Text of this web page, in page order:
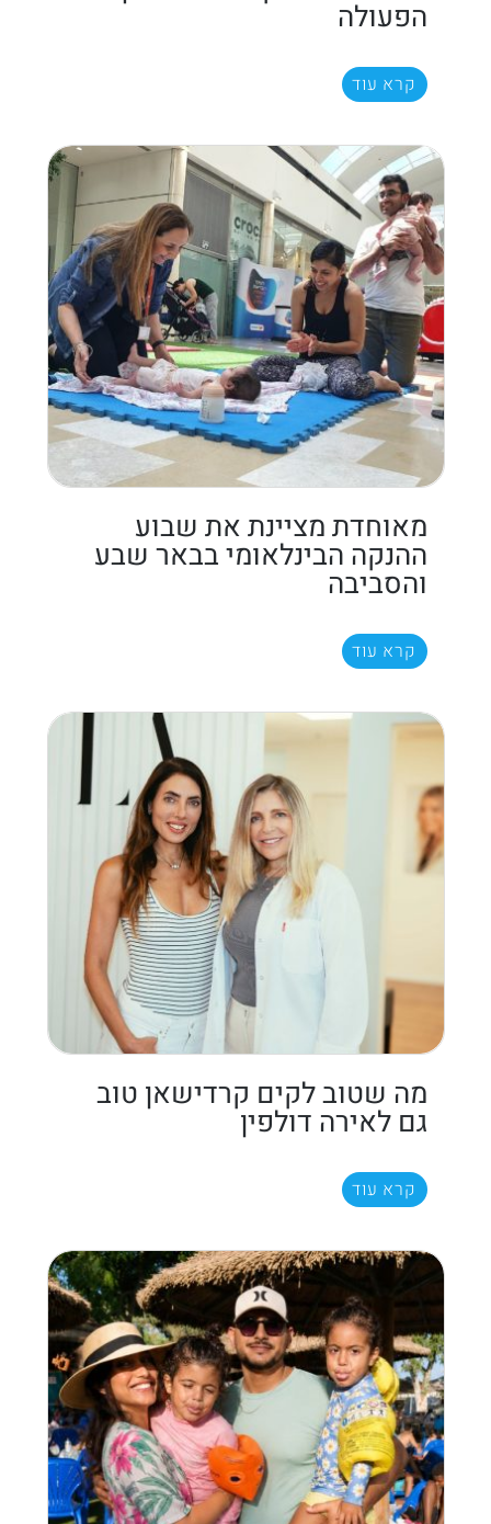
הפעולה
קרא עוד
מאוחדת מציינת את שבוע
ההנקה הבינלאומי בבאר שבע
והסביבה
קרא עוד
מה שטוב לקים קרדישאן טוב
גם לאירה דולפין
קרא עוד